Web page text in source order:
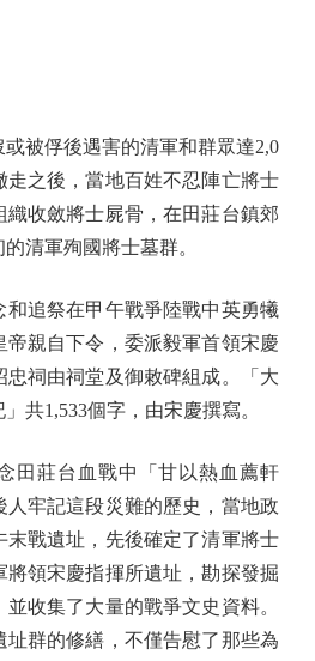
俘後遇害的清軍和群眾達2,0
走之後，當地百姓不忍陣亡將士
收斂將士屍骨，在田莊台鎮郊
清軍殉國將士墓群。
追祭在甲午戰爭陸戰中英勇犧
親自下令，委派毅軍首領宋慶
祠由祠堂及御敕碑組成。「大
共1,533個字，由宋慶撰寫。
莊台血戰中「甘以熱血薦軒
牢記這段災難的歷史，當地政
末戰遺址，先後確定了清軍將士
將領宋慶指揮所遺址，勘探發掘
收集了大量的戰爭文史資料。
址群的修繕，不僅告慰了那些為